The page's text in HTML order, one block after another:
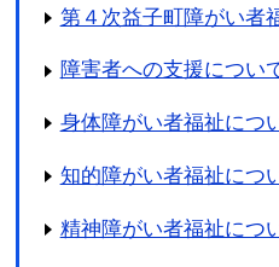
第４次益子町障がい者
障害者への支援につい
身体障がい者福祉につ
知的障がい者福祉につ
精神障がい者福祉につ